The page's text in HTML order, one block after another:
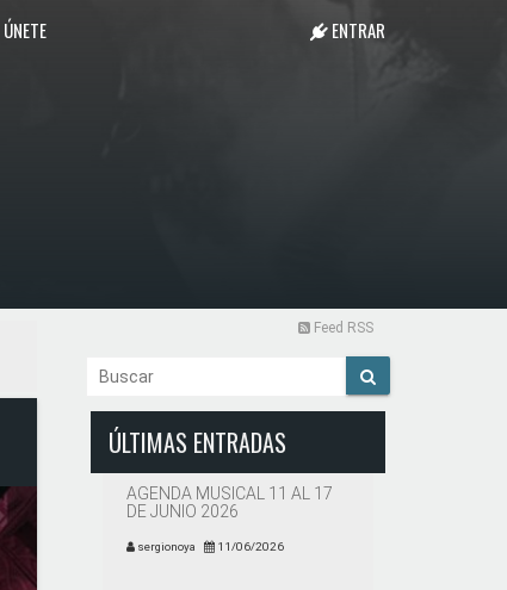
ÚNETE ENTRAR
Feed RSS
ÚLTIMAS ENTRADAS
AGENDA MUSICAL 11 AL 17
DE JUNIO 2026
sergionoya 11/06/2026